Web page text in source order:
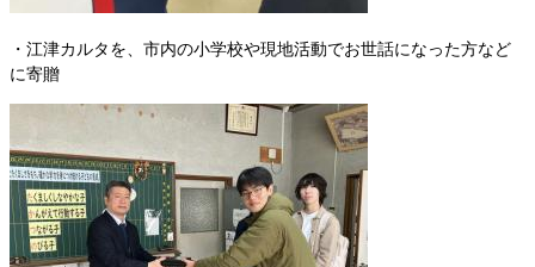
・江津カルタを、市内の小学校や現地活動でお世話になった方など
に寄贈